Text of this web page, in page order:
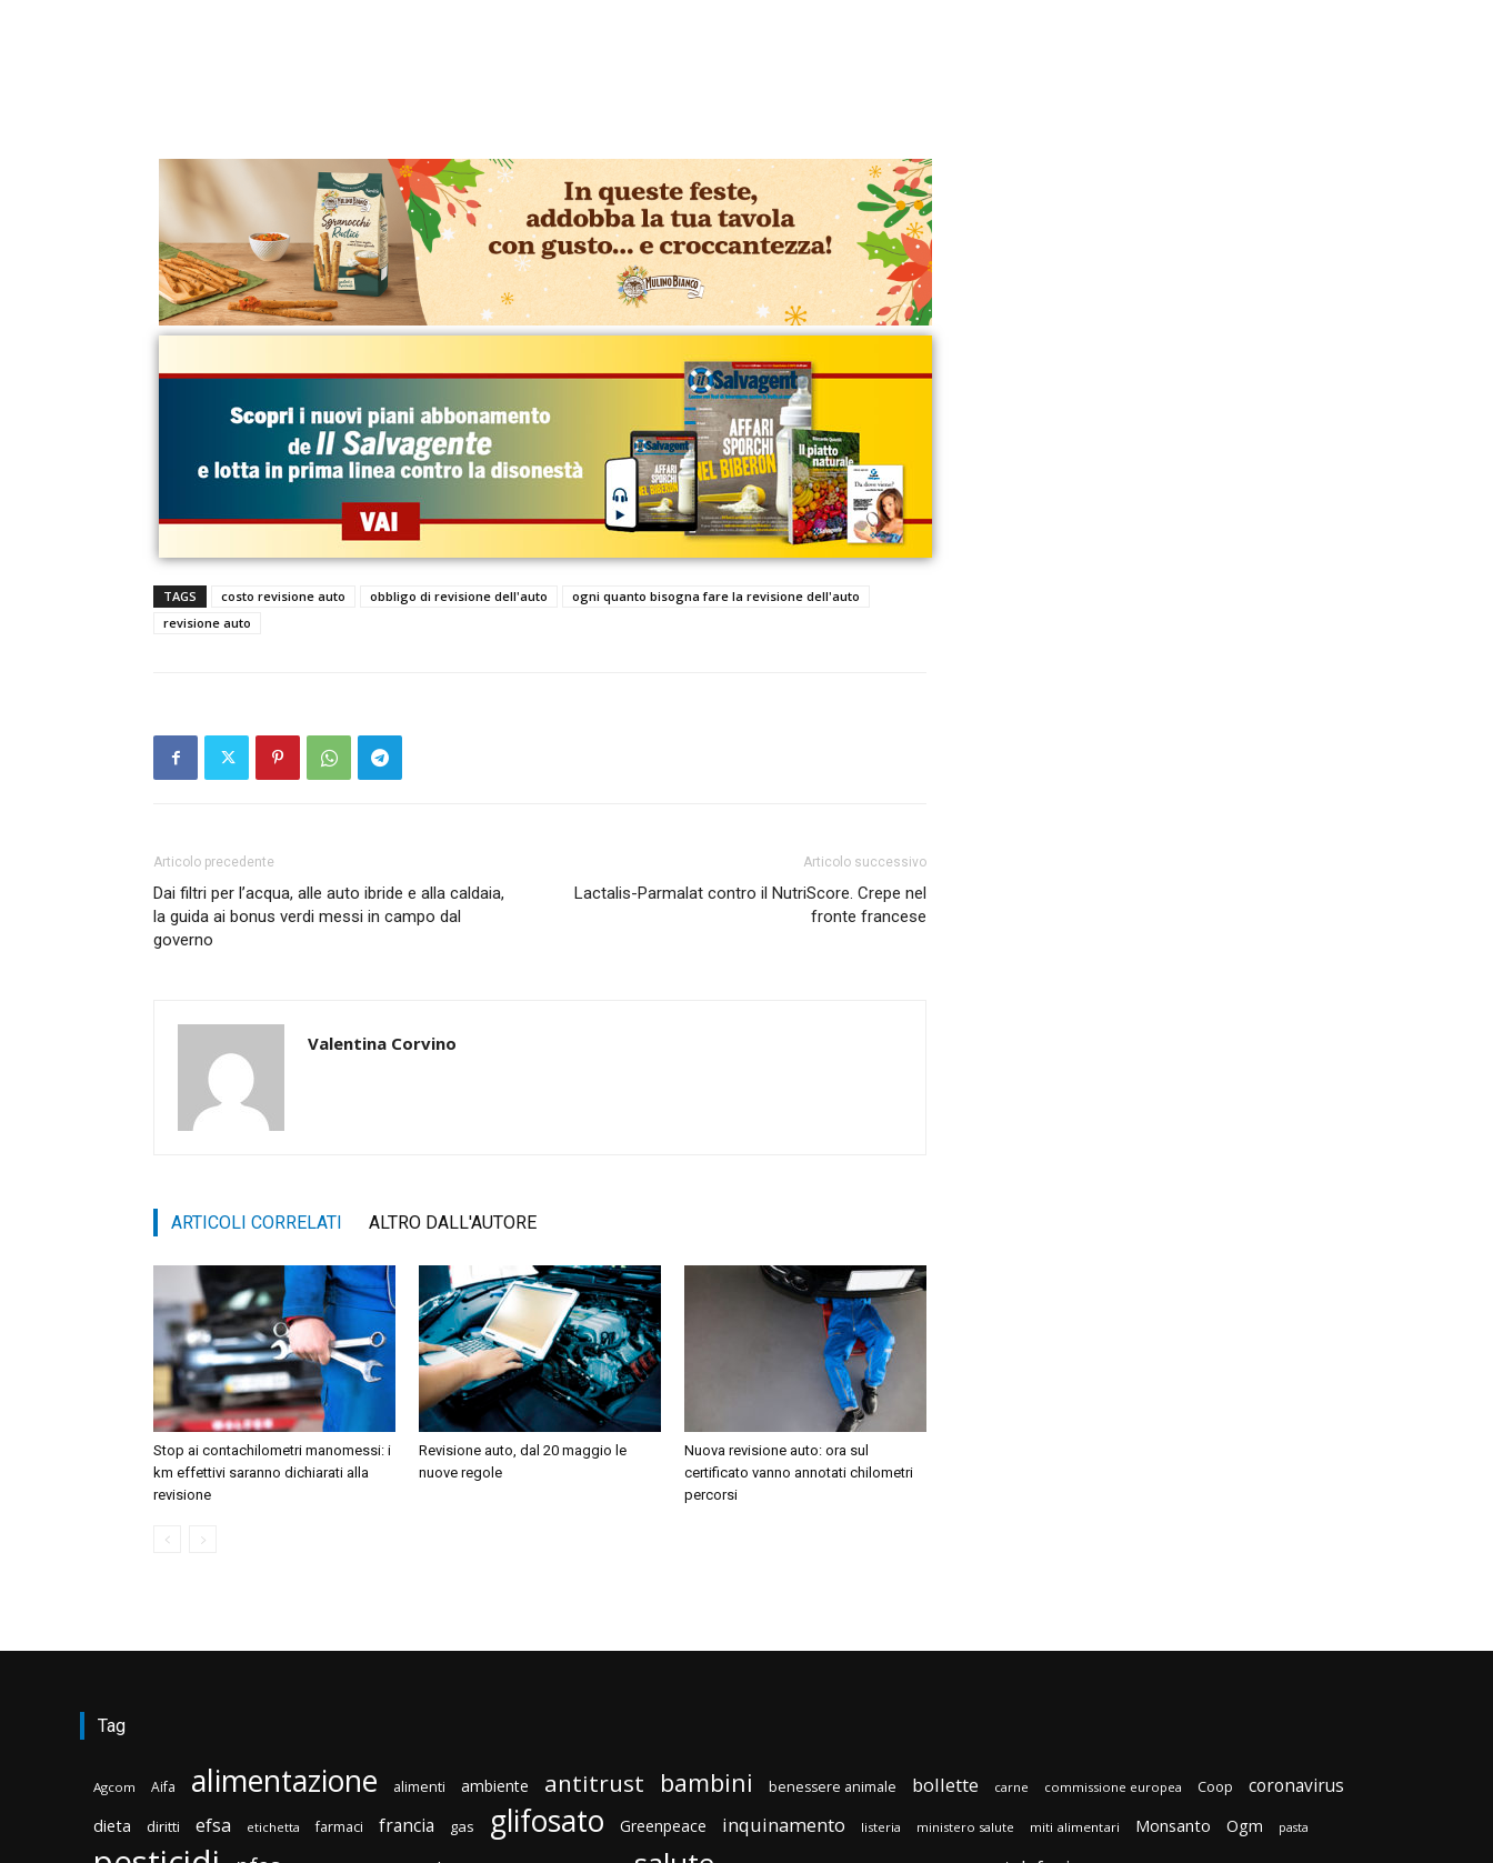
TAGS costo revisione auto obbligo di revisione dell'auto
ogni quanto bisogna fare la revisione dell'auto
revisione auto
Articolo precedente
Dai filtri per l’acqua, alle auto ibride e alla caldaia,
la guida ai bonus verdi messi in campo dal
governo
Articolo successivo
Lactalis-Parmalat contro il NutriScore. Crepe nel
fronte francese
Valentina Corvino
ARTICOLI CORRELATI ALTRO DALL'AUTORE
Stop ai contachilometri manomessi: i
km effettivi saranno dichiarati alla
revisione
Revisione auto, dal 20 maggio le
nuove regole
Nuova revisione auto: ora sul
certificato vanno annotati chilometri
percorsi
Tag
Agcom Aifa alimentazione alimenti ambiente antitrust bambini benessere animale bollette carne commissione europea Coop coronavirus
dieta diritti efsa etichetta farmaci francia gas glifosato Greenpeace inquinamento listeria ministero salute miti alimentari Monsanto Ogm pasta